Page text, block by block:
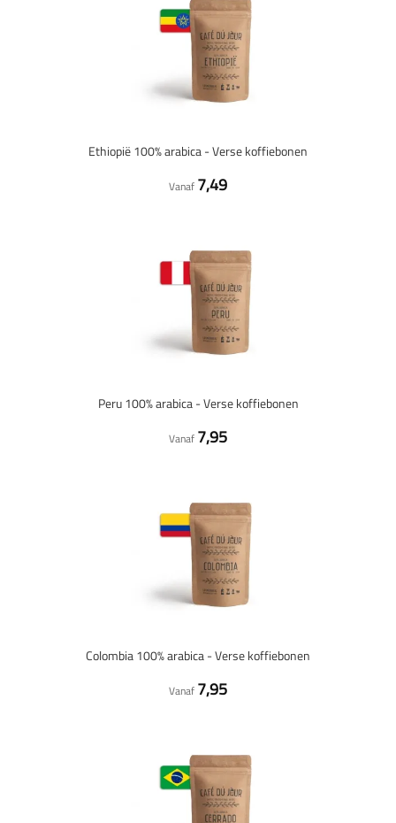
Ethiopië 100% arabica - Verse koffiebonen
Vanaf 7,49
Peru 100% arabica - Verse koffiebonen
Vanaf 7,95
Colombia 100% arabica - Verse koffiebonen
Vanaf 7,95